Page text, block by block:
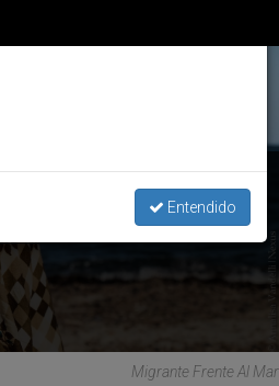
Migrante Frente Al Mar
Entendido